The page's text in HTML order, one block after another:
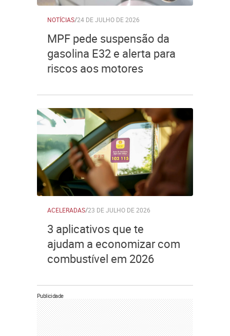
NOTÍCIAS/24 DE JULHO DE 2026
MPF pede suspensão da
gasolina E32 e alerta para
riscos aos motores
ACELERADAS/23 DE JULHO DE 2026
3 aplicativos que te
ajudam a economizar com
combustível em 2026
Publicidade